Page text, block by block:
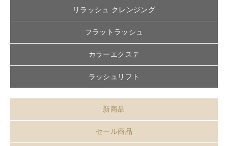
リラッシュ クレンジング
フラットラッシュ
カラーエクステ
ラッシュリフト
新商品
セール商品